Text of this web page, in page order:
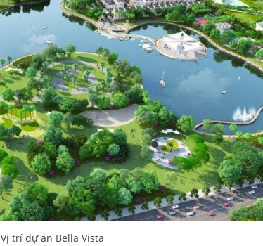
Vị trí dự án Bella Vista